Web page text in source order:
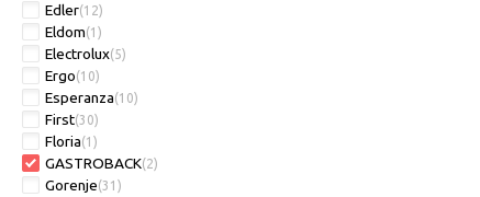
Edler(12)
Eldom(1)
Electrolux(5)
Ergo(10)
Esperanza(10)
First(30)
Floria(1)
GASTROBACK(2)
Gorenje(31)